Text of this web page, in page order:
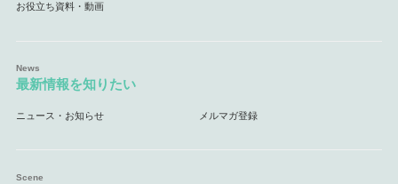
お役立ち資料・動画
最新情報を知りたい
ニュース・お知らせ メルマガ登録